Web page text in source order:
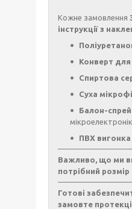
Кожне замовлення
інструкції з
Конверт для
Спиртова
Суха
Балон-
ПВХ вигонка
Важливо, що ми
потрібний
Готові
замовте